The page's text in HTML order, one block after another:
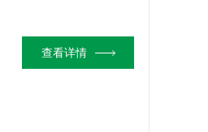
查看详情